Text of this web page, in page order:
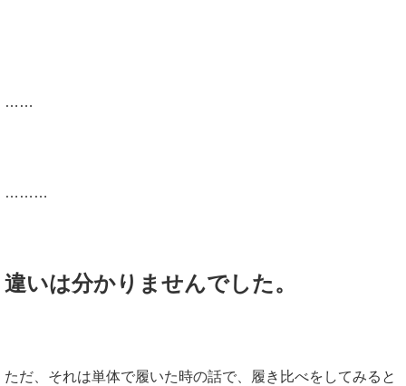
……
………
違いは分かりませんでした。
ただ、それは単体で履いた時の話で、履き比べをしてみると